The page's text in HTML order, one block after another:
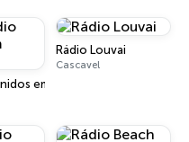
em Cristo
Rádio Louvai
Cascavel